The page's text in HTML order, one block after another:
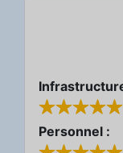
Personnel :